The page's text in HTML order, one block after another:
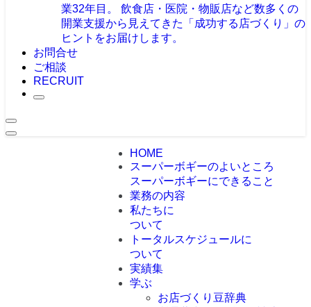
業32年目。 飲食店・医院・物販店など数多くの
開業支援から見えてきた「成功する店づくり」の
ヒントをお届けします。
お問合せ
ご相談
RECRUIT
HOME
スーパーボギーのよいところ
スーパーボギーにできること
業務の内容
私たちに
ついて
トータルスケジュールに
ついて
実績集
学ぶ
お店づくり豆辞典